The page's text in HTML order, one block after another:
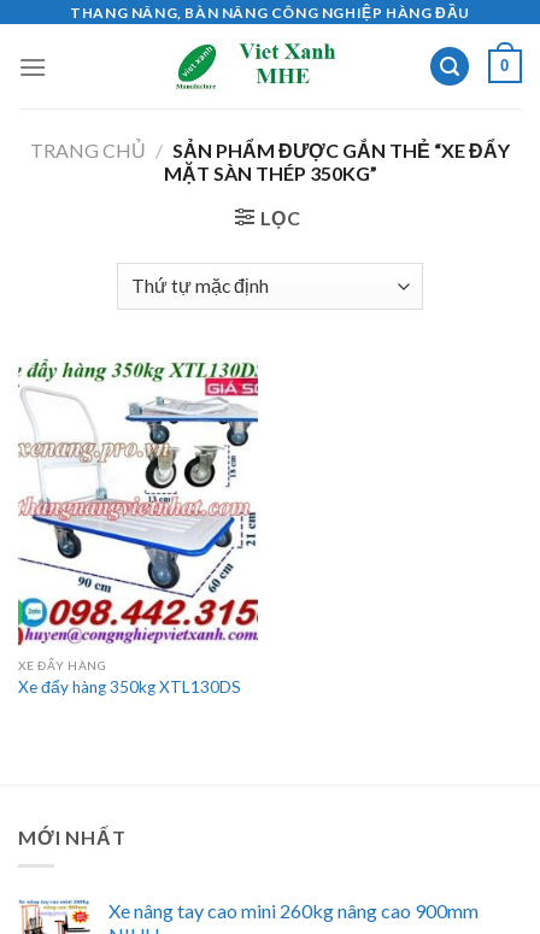
content
THANG NÂNG, BÀN NÂNG CÔNG NGHIỆP HÀNG ĐẦU
0
TRANG CHỦ / SẢN PHẨM ĐƯỢC GẮN THẺ “XE ĐẨY
MẶT SÀN THÉP 350KG”
LỌC
XE ĐẨY HÀNG
Xe đẩy hàng 350kg XTL130DS
MỚI NHẤT
Xe nâng tay cao mini 260kg nâng cao 900mm